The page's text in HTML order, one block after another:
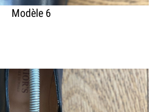
Modèle 6